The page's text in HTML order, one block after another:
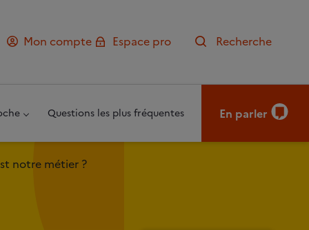
Mon compte Espace pro Recherche
Questions les plus fréquentes En parler
notre métier ?